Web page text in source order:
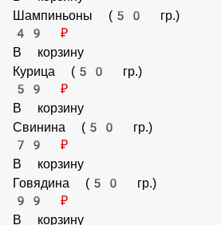
Бекон (50 гр)
89 ₽
В корзину
Фасоль стручковая (50 гр)
49 ₽
В корзину
Помидор (50 гр)
49 ₽
В корзину